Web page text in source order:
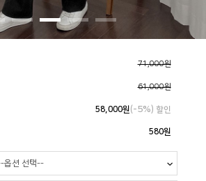
71,000원
61,000원
58,000원(-5%) 할인
580원